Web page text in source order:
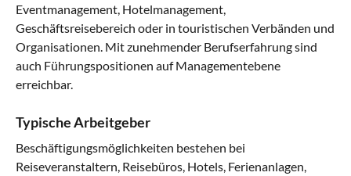
Eventmanagement, Hotelmanagement,
Geschäftsreisebereich oder in touristischen Verbänden und
Organisationen. Mit zunehmender Berufserfahrung sind
auch Führungspositionen auf Managementebene
erreichbar.
Typische Arbeitgeber
Beschäftigungsmöglichkeiten bestehen bei
Reiseveranstaltern, Reisebüros, Hotels, Ferienanlagen,